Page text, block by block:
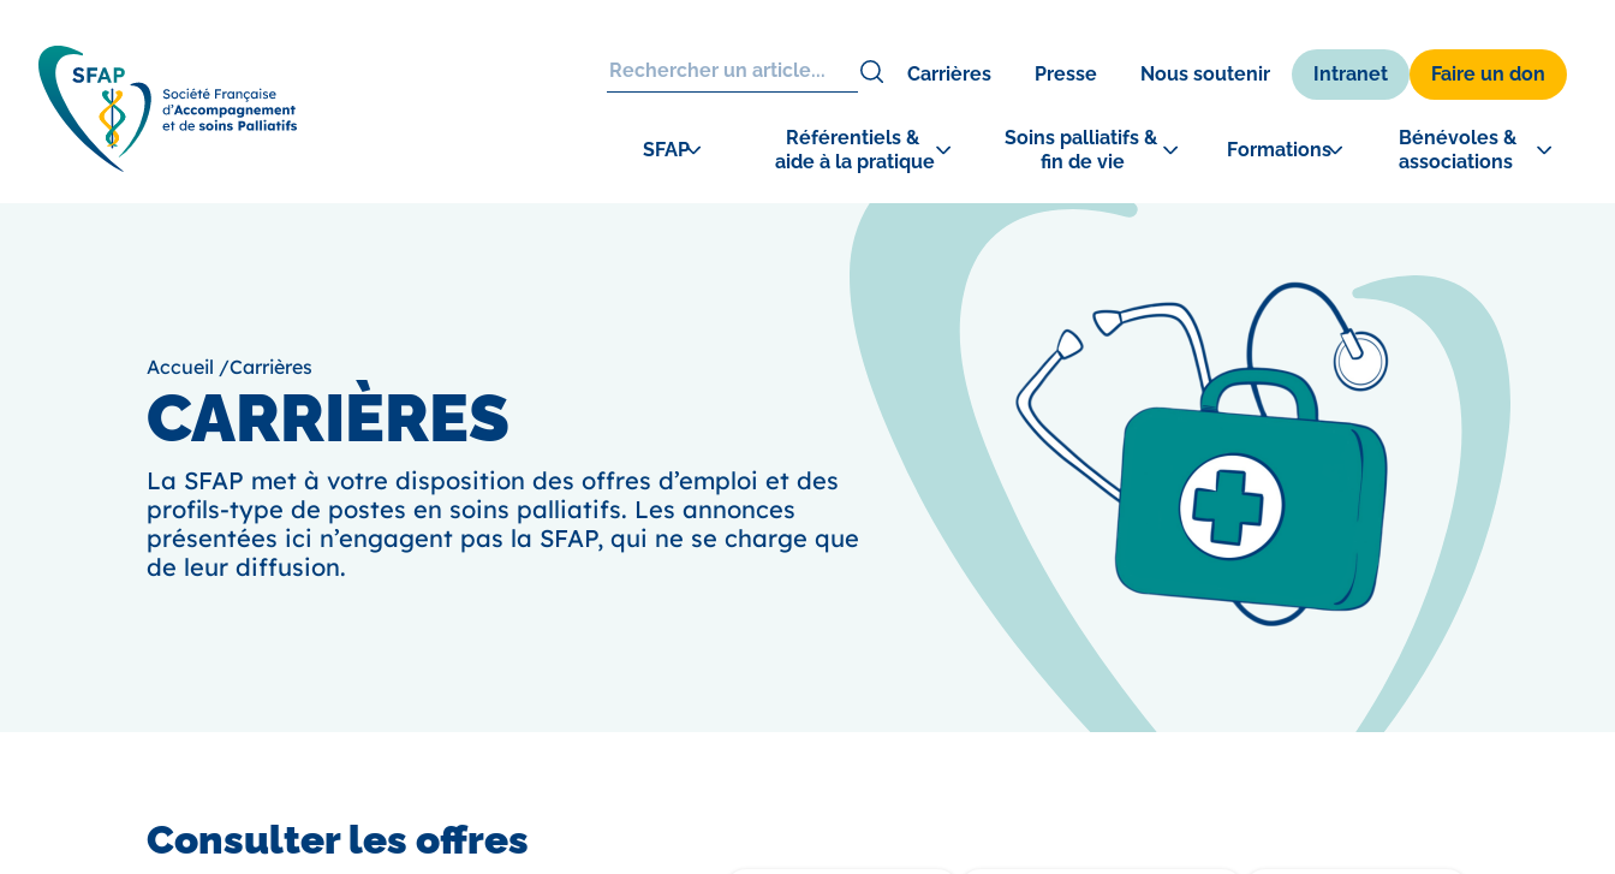
Carrières Presse Nous soutenir Intranet Faire un don
SFAP
Référentiels &
aide à la pratique
Soins palliatifs &
fin de vie
Formations
Bénévoles &
associations
Accueil /Carrières
CARRIÈRES
La SFAP met à votre disposition des offres d’emploi et des
profils-type de postes en soins palliatifs. Les annonces
présentées ici n’engagent pas la SFAP, qui ne se charge que
de leur diffusion.
Consulter les offres